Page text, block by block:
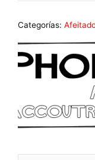
Categorías: